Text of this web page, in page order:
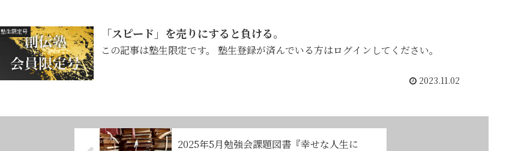
塾生限定号 「スピード」を売りにすると負ける。
この記事は塾生限定です。 塾生登録が済んでいる方はログインしてください。
2023.11.02
2025年5月勉強会課題図書『幸せな人生に